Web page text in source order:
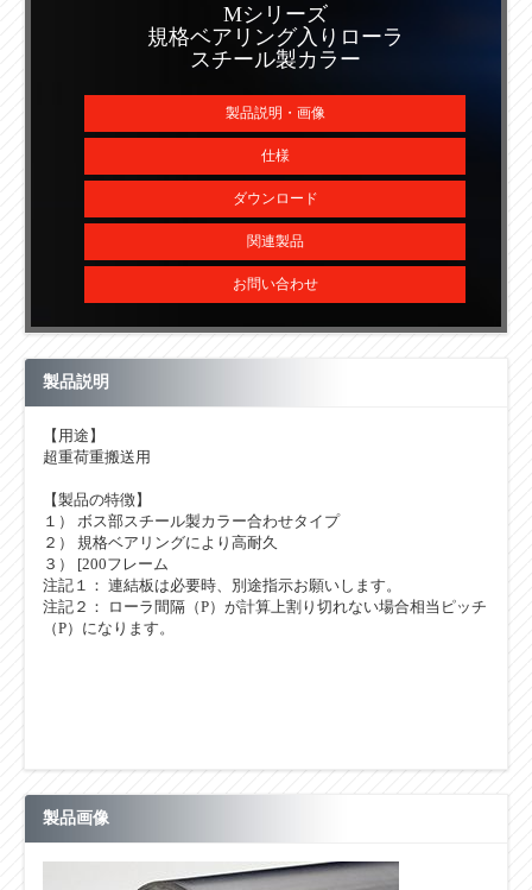
Mシリーズ
規格ベアリング入りローラ
スチール製カラー
製品説明・画像
仕様
ダウンロード
関連製品
お問い合わせ
製品説明
【用途】
超重荷重搬送用
【製品の特徴】
１） ボス部スチール製カラー合わせタイプ
２） 規格ベアリングにより高耐久
３） [200フレーム
注記１： 連結板は必要時、別途指示お願いします。
注記２： ローラ間隔（P）が計算上割り切れない場合相当ピッチ
（P）になります。
製品画像